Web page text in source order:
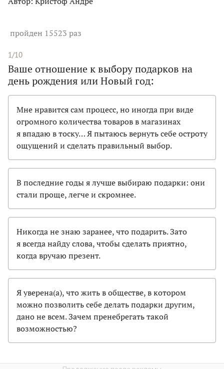
пройден 15523 раз
1/10
Ваше отношение к выбору подарков на
день рождения или Новый год:
Мне нравится сам процесс, но иногда при виде
огромного количества товаров в магазинах
я впадаю в тоску… Я пытаюсь вернуть себе остроту
ощущений и сделать правильный выбор.
В последние годы я лучше выбираю подарки: они
стали проще, легче и скромнее.
Никогда не знаю заранее, что подарить. Зато
я всегда найду слова, чтобы сделать приятно,
когда вручаю презент.
Я уверена(а), что жить в обществе, в котором
можно позволить себе делать подарки другим,
дано не всем. Зачем пренебрегать такой
возможностью?